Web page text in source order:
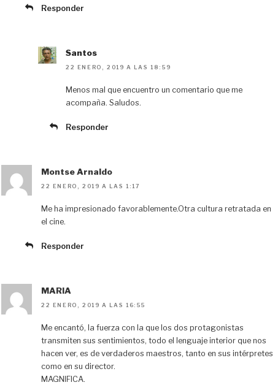
Responder
Santos
22 ENERO, 2019 A LAS 18:59
Menos mal que encuentro un comentario que me
acompaña. Saludos.
Responder
Montse Arnaldo
22 ENERO, 2019 A LAS 1:17
Me ha impresionado favorablemente.Otra cultura retratada en
el cine.
Responder
MARIA
22 ENERO, 2019 A LAS 16:55
Me encantó, la fuerza con la que los dos protagonistas
transmiten sus sentimientos, todo el lenguaje interior que nos
hacen ver, es de verdaderos maestros, tanto en sus intérpretes
como en su director.
MAGNIFICA.